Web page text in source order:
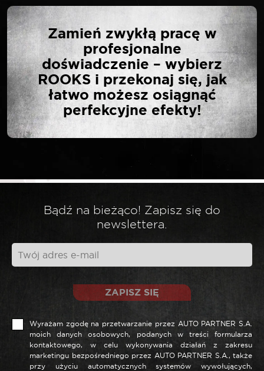
NAPISZ PIERWSZĄ
OPINIĘ O „ROOKS
CHWYTAK
MAGNETYCZNY GIĘTKI
DO KORKÓW MISKI
OLEJOWEJ”
Zamień zwykłą pracę w
profesjonalne
doświadczenie – wybierz
ROOKS i przekonaj się, jak
łatwo możesz osiągnąć
perfekcyjne efekty!
Bądź na bieżąco! Zapisz się do
newslettera.
ZAPISZ SIĘ
Wyrażam zgodę na przetwarzanie przez AUTO PARTNER S.A.
moich danych osobowych, podanych w treści formularza
kontaktowego, w celu wykonywania działań z zakresu
marketingu bezpośredniego przez AUTO PARTNER S.A., także
przy użyciu automatycznych systemów wywołujących,